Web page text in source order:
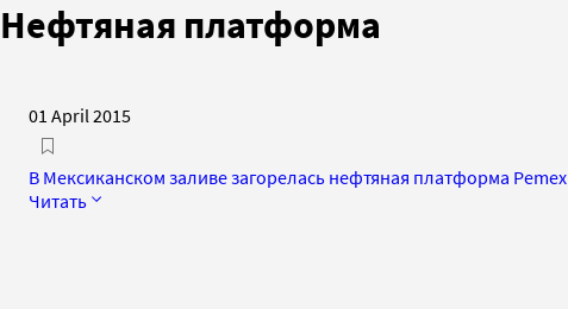
Нефтяная платформа
01 April 2015
В Мексиканском заливе загорелась нефтяная платформа Pemex
Читать